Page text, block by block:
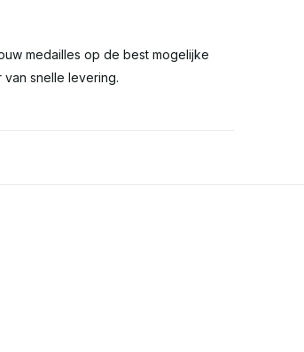
medailles op de best mogelijke
snelle levering.